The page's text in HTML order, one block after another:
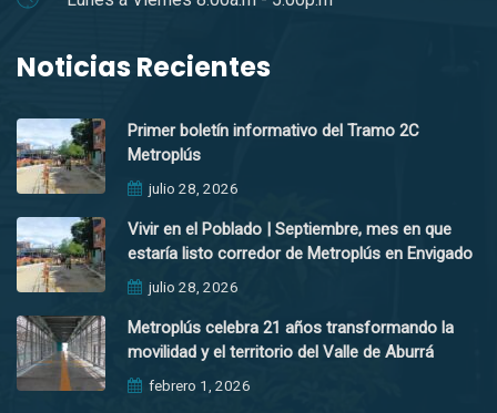
Noticias Recientes
Primer boletín informativo del Tramo 2C
Metroplús
julio 28, 2026
Vivir en el Poblado | Septiembre, mes en que
estaría listo corredor de Metroplús en Envigado
julio 28, 2026
Metroplús celebra 21 años transformando la
movilidad y el territorio del Valle de Aburrá
febrero 1, 2026